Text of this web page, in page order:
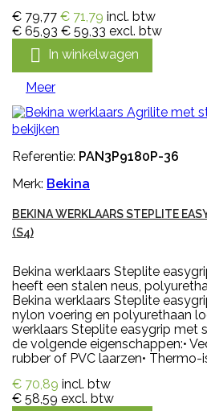
€ 79,77 € 71,79 incl. btw
€ 65,93 € 59,33 excl. btw
 In winkelwagen
Meer
bekijken
Referentie: PAN3P9180P-36
Merk: Bekina
BEKINA WERKLAARS STEPLITE
(S4)
Bekina werklaars Steplite
heeft een stalen neus,
Bekina werklaars Steplite
nylon voering en polyurethaan
werklaars Steplite easygrip met
de volgende eigenschappen:•
rubber of PVC laarzen• Thermo-
€ 70,89 incl. btw
€ 58,59 excl. btw